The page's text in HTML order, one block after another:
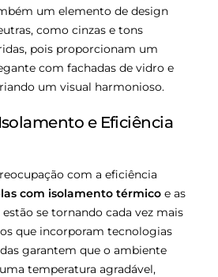
um elemento de design
como cinzas e tons
pois proporcionam um
com fachadas de vidro e
um visual harmonioso.
e Eficiência
com a eficiência
com isolamento térmico e as
se tornando cada vez mais
que incorporam tecnologias
garantem que o ambiente
temperatura agradável,